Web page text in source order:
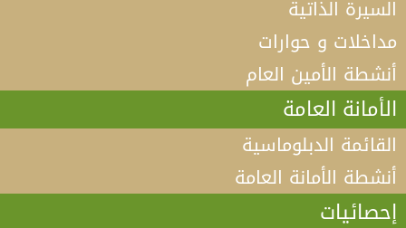
السيرة الذاتية
مداخلات و حوارات
أنشطة الأمين العام
الأمانة العامة
القائمة الدبلوماسية
أنشطة الأمانة العامة
إحصائيات